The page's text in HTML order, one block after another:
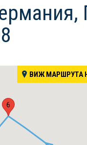
6
ВИЖ МАРШРУТА